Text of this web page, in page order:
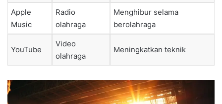
Apple
Music
Radio
olahraga
Menghibur selama
berolahraga
YouTube
Video
olahraga
Meningkatkan teknik